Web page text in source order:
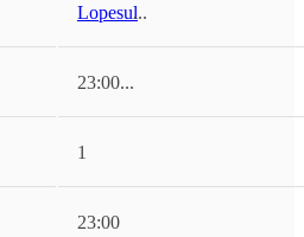
Lopesul...
23:00...
1
23:00